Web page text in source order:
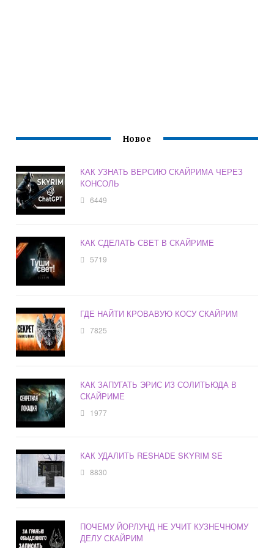
Новое
КАК УЗНАТЬ ВЕРСИЮ СКАЙРИМА ЧЕРЕЗ
КОНСОЛЬ
6449
КАК СДЕЛАТЬ СВЕТ В СКАЙРИМЕ
5719
ГДЕ НАЙТИ КРОВАВУЮ КОСУ СКАЙРИМ
7825
КАК ЗАПУГАТЬ ЭРИС ИЗ СОЛИТЬЮДА В
СКАЙРИМЕ
1977
КАК УДАЛИТЬ RESHADE SKYRIM SE
8830
ПОЧЕМУ ЙОРЛУНД НЕ УЧИТ КУЗНЕЧНОМУ
ДЕЛУ СКАЙРИМ